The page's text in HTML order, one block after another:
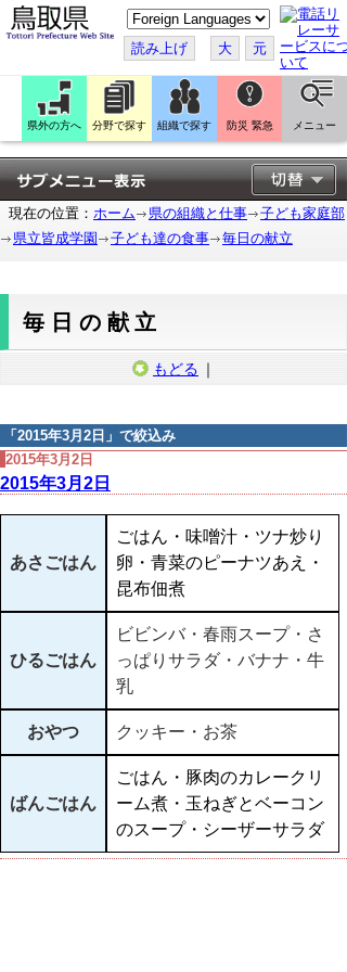
こ
の
ペ
ー
ジ
翻
訳
す
る
読み上げ 大 元
県外の方へ 分野で探す 組織で探す 防災 緊急 メニュー
現在の位置： ホーム 県の組織と仕事
子ども家庭部
県立皆成学園
子ども達の食事 毎日の献立
毎日の献立
もどる ｜
「 2015年3月2日 」で絞込み
2015年3月2日
2015年3月2日
あさごはん
ごはん・味噌汁・ツナ炒り
卵・青菜のピーナツあえ・
昆布佃煮
ひるごはん
ビビンバ・春雨スープ・さ
っぱりサラダ・バナナ・牛
乳
おやつ クッキー・お茶
ばんごはん
ごはん・豚肉のカレークリ
ーム煮・玉ねぎとベーコン
のスープ・シーザーサラダ